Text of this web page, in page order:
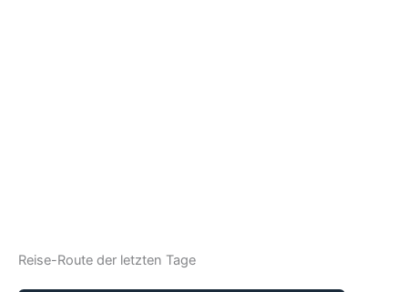
Reise-Route der letzten Tage